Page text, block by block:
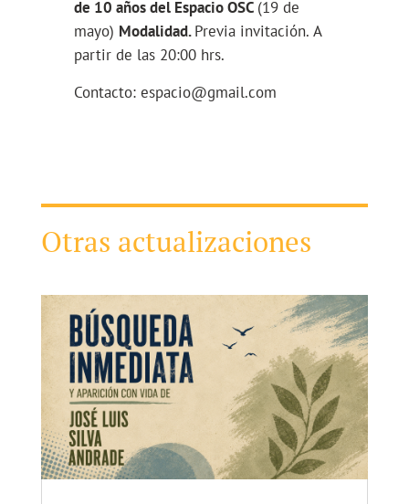
de 10 años del Espacio OSC (19 de
mayo) Modalidad.Previa invitación. A
partir de las 20:00 hrs.
Contacto: espacio@gmail.com
Otras actualizaciones